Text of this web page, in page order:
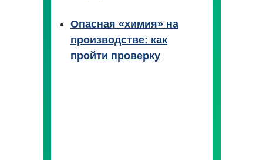
Опасная «химия» на
производстве: как
пройти проверку